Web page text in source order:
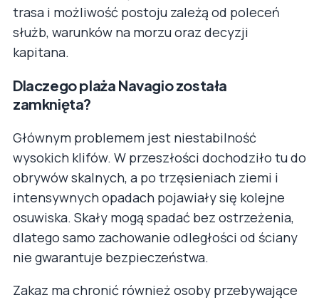
trasa i możliwość postoju zależą od poleceń
służb, warunków na morzu oraz decyzji
kapitana.
Dlaczego plaża Navagio została
zamknięta?
Głównym problemem jest niestabilność
wysokich klifów. W przeszłości dochodziło tu do
obrywów skalnych, a po trzęsieniach ziemi i
intensywnych opadach pojawiały się kolejne
osuwiska. Skały mogą spadać bez ostrzeżenia,
dlatego samo zachowanie odległości od ściany
nie gwarantuje bezpieczeństwa.
Zakaz ma chronić również osoby przebywające